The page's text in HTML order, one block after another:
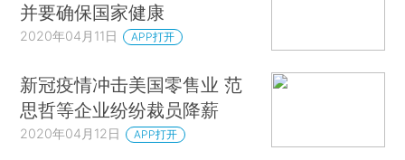
并要确保国家健康
2020年04月11日 APP打开
新冠疫情冲击美国零售业 范
思哲等企业纷纷裁员降薪
2020年04月12日 APP打开